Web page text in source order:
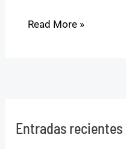
Read More »
Entradas recientes